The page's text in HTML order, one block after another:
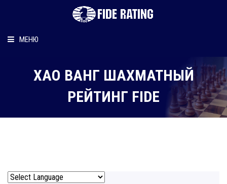
МЕНЮ
Рейтинг шахматиста
Персональный информер
ХАО ВАНГ ШАХМАТНЫЙ
РЕЙТИНГ FIDE